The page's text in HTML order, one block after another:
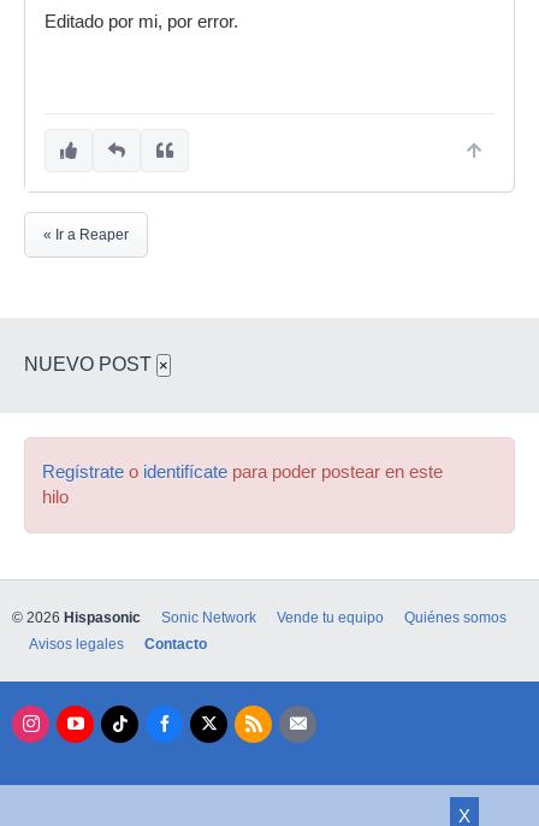
Editado por mi, por error.
« Ir a Reaper
NUEVO POST ×
Regístrate o identifícate para poder postear en este
hilo
X
© 2026 Hispasonic Sonic Network Vende tu equipo
Quiénes somos
Avisos legales
Contacto